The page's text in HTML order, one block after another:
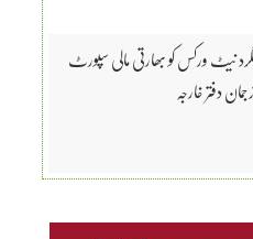
نیٹ ورکس کو بھارتی مالی سپورٹ
دفتر خارجہ